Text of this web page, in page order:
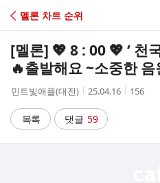
C
A
멜론 차트 순위
[멜론] 💖 8 : 00 💖 ‘ 천
🔥출발해요 ~소중한
작
자
민트빛애플(대전)
작
시
간
25.04.16
조
156
목록 댓글 59